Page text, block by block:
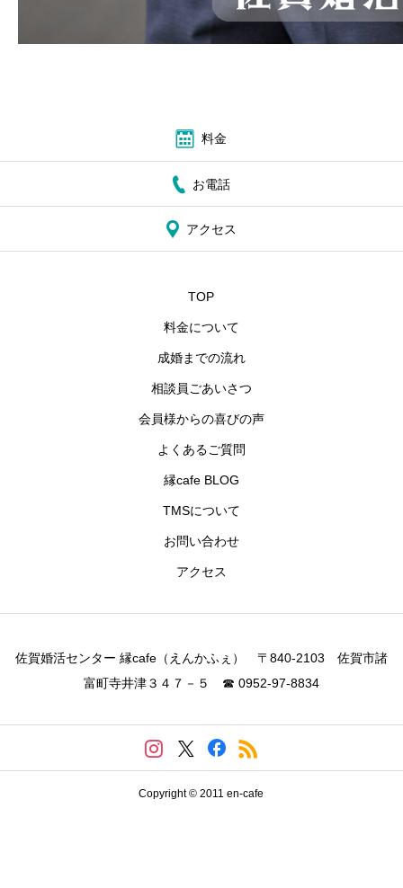
料金
お電話
アクセス
TOP
料金について
成婚までの流れ
相談員ごあいさつ
会員様からの喜びの声
よくあるご質問
縁cafe BLOG
TMSについて
お問い合わせ
アクセス
佐賀婚活センター 縁cafe（えんかふぇ） 〒840-2103 佐賀市諸
富町寺井津３４７－５ ☎ 0952-97-8834
Copyright © 2011 en-cafe